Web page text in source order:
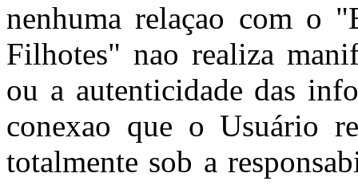
nenhuma relaçao com o
Filhotes" nao realiza
ou a autenticidade das
conexao que o Usuário
totalmente sob a